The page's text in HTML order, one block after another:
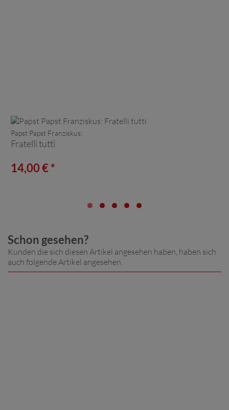
Papst Papst Franziskus:
Fratelli tutti
14,00 € *
Schon gesehen?
Kunden die sich diesen Artikel angesehen haben, haben sich
auch folgende Artikel angesehen.